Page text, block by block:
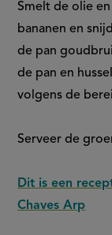
Smelt de olie
bananen en
de pan
de pan en
volgens de
Serveer de
Dit is een
Chaves Arp